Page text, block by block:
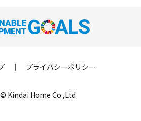
｜ プライバシーポリシー
Kindai Home Co.,Ltd